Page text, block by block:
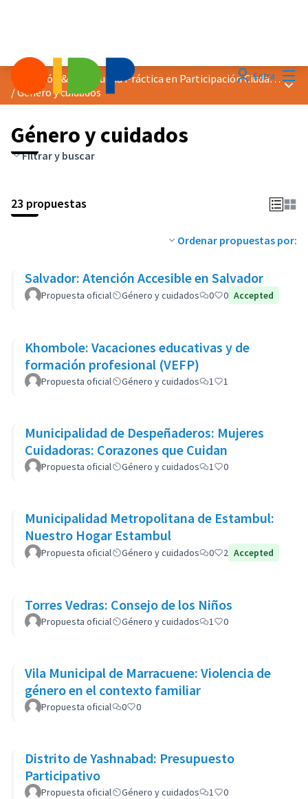
EntraDistinción &quot;Buena Práctica en Participación Ciudadana&quot; 2025
/Género y cuidados
Género y cuidados
Filtrar y buscar
23 propuestas
Ordenar propuestas por:
Salvador: Atención Accesible en Salvador
Propuesta oficial Género y cuidados 0 0 Accepted
Khombole: Vacaciones educativas y de
formación profesional (VEFP)
Propuesta oficial Género y cuidados 1 1
Municipalidad de Despeñaderos: Mujeres
Cuidadoras: Corazones que Cuidan
Propuesta oficial Género y cuidados 1 0
Municipalidad Metropolitana de Estambul:
Nuestro Hogar Estambul
Propuesta oficial Género y cuidados 0 2 Accepted
Torres Vedras: Consejo de los Niños
Propuesta oficial Género y cuidados 1 0
Vila Municipal de Marracuene: Violencia de
género en el contexto familiar
Propuesta oficial 0 0
Distrito de Yashnabad: Presupuesto
Participativo
Propuesta oficial Género y cuidados 1 0